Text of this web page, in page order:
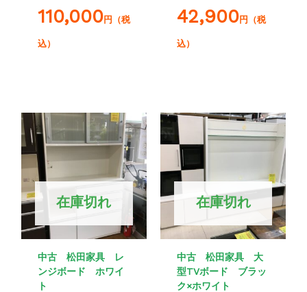
110,000円（税
込）
42,900円（税
込）
在庫切れ
中古 松田家具 レ
ンジボード ホワイ
ト
在庫切れ
中古 松田家具 大
型TVボード ブラッ
ク×ホワイト